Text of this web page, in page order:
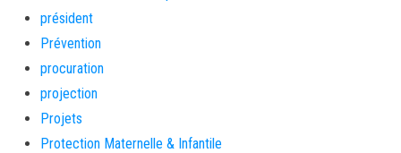
président
Prévention
procuration
projection
Projets
Protection Maternelle & Infantile